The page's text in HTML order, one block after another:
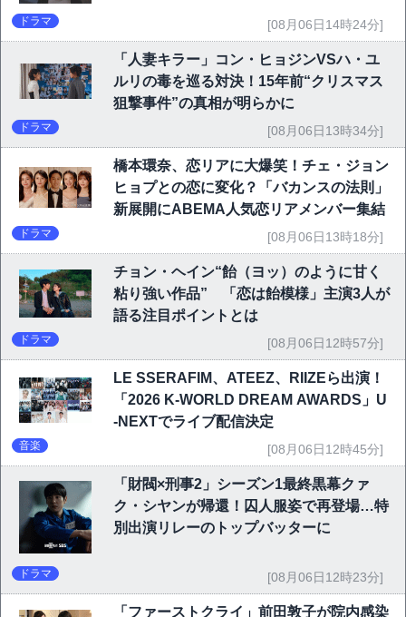
ドラマ [08月06日14時24分]
「人妻キラー」コン・ヒョジンVSハ・ユ
ルリの毒を巡る対決！15年前“クリスマス
狙撃事件”の真相が明らかに
ドラマ [08月06日13時34分]
橋本環奈、恋リアに大爆笑！チェ・ジョン
ヒョプとの恋に変化？「バカンスの法則」
新展開にABEMA人気恋リアメンバー集結
ドラマ [08月06日13時18分]
チョン・ヘイン“飴（ヨッ）のように甘く
粘り強い作品” 「恋は飴模様」主演3人が
語る注目ポイントとは
ドラマ [08月06日12時57分]
LE SSERAFIM、ATEEZ、RIIZEら出演！
「2026 K-WORLD DREAM AWARDS」U
-NEXTでライブ配信決定
音楽 [08月06日12時45分]
「財閥×刑事2」シーズン1最終黒幕クァ
ク・シヤンが帰還！囚人服姿で再登場…特
別出演リレーのトップバッターに
ドラマ [08月06日12時23分]
「ファーストクライ」前田敦子が院内感染